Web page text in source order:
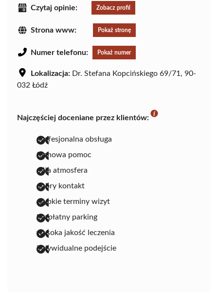
Czytaj opinie: Zobacz profil
Strona www: Pokaż stronę
Numer telefonu: Pokaż numer
Lokalizacja: Dr. Stefana Kopcińskiego 69/71, 90-
032 Łódź
Najczęściej doceniane przez klientów:
profesjonalna obsługa
fachowa pomoc
miła atmosfera
dobry kontakt
szybkie terminy wizyt
bezpłatny parking
wysoka jakość leczenia
indywidualne podejście